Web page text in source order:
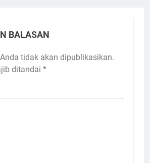
BALASAN
tidak akan dipublikasikan.
ditandai *